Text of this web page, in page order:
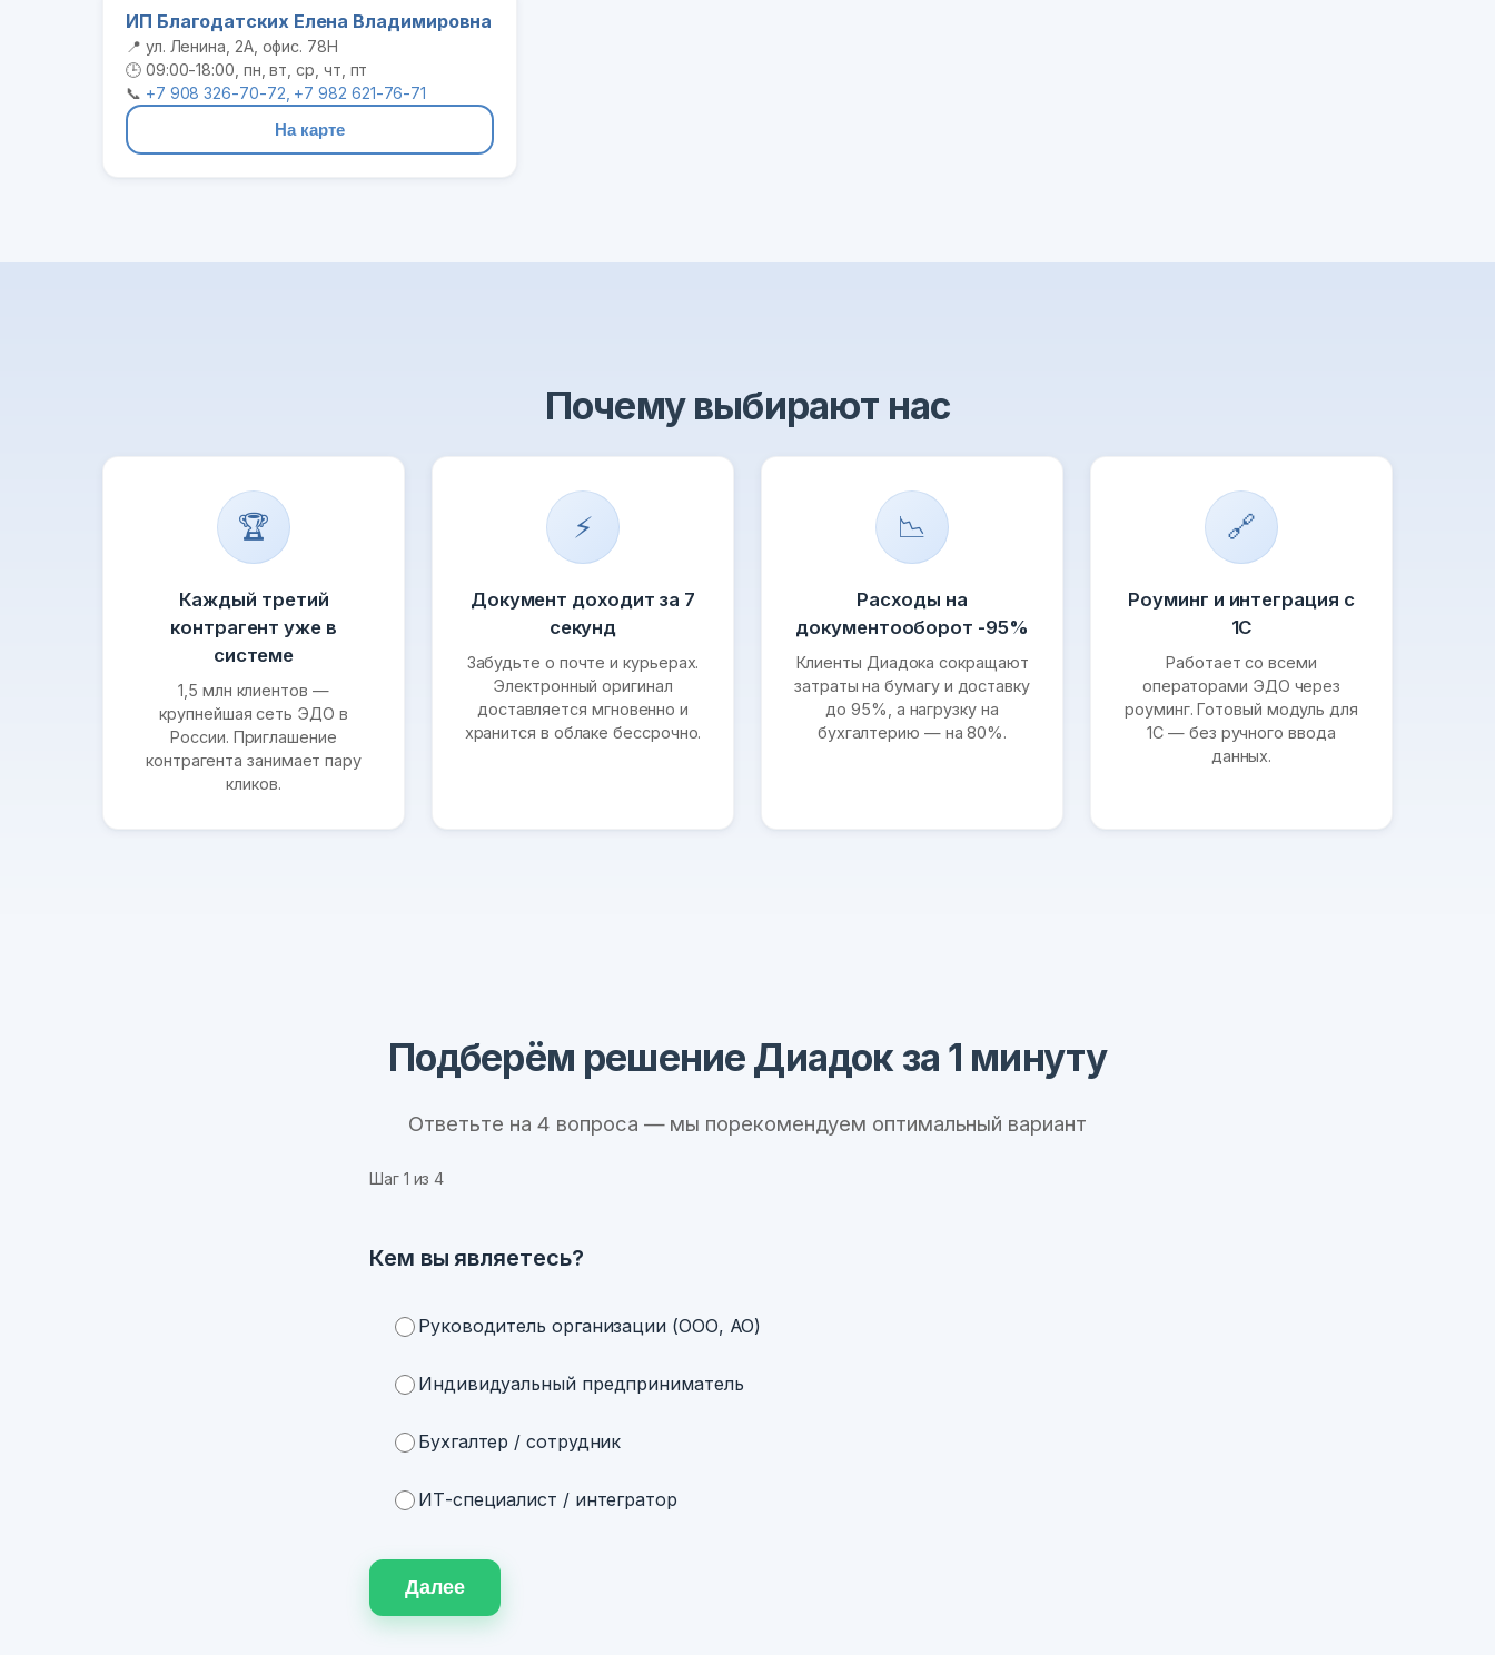
ИП Благодатских Елена Владимировна
📍 ул. Ленина, 2А, офис. 78Н
🕒 09:00-18:00, пн, вт, ср, чт, пт
📞 +7 908 326-70-72, +7 982 621-76-71
На карте
Почему выбирают нас
🏆
Каждый третий
контрагент уже в
системе
1,5 млн клиентов —
крупнейшая сеть ЭДО в
России. Приглашение
контрагента занимает пару
кликов.
⚡
Документ доходит за 7
секунд
Забудьте о почте и курьерах.
Электронный оригинал
доставляется мгновенно и
хранится в облаке бессрочно.
📉
Расходы на
документооборот -95%
Клиенты Диадока сокращают
затраты на бумагу и доставку
до 95%, а нагрузку на
бухгалтерию — на 80%.
🔗
Роуминг и интеграция с
1С
Работает со всеми
операторами ЭДО через
роуминг. Готовый модуль для
1С — без ручного ввода
данных.
Подберём решение Диадок за 1 минуту
Ответьте на 4 вопроса — мы порекомендуем оптимальный вариант
Шаг 1 из 4
Кем вы являетесь?
Руководитель организации (ООО, АО)
Индивидуальный предприниматель
Бухгалтер / сотрудник
ИТ-специалист / интегратор
Далее